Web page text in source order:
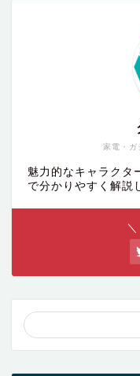
家電・ガ
魅力的なキャラクタ
で分かりやすく解説